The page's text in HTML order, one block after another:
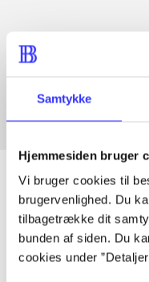
Samtykke
Hjemmesiden bruger
Vi bruger cookies til
brugervenlighed. Du
tilbagetrække dit
bunden af siden. Du
cookies under
Artikler med
Fra
Artikler
Alle registrerede